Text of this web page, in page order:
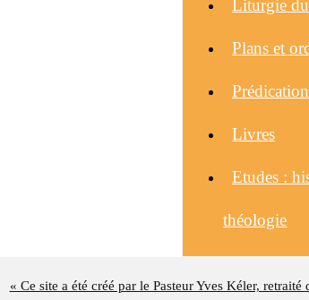
« Ce site a été créé par le Pasteur Yves Kéler,
Liturgie
Plans et
Livres
Etudes :
théologie